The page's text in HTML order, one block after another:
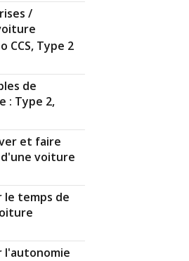
les contresens
sont employés au masculin
"UN espèce" au lieu de "UNE
comme d'autres,
à longueur de temps
journalistes, scientifiques,
prestigieux d'émissions,
de français !
y aller" au lieu de QU'IL va,
parlé ou écrit, sont
à vulgum pecus par manque
un cursus scolaire minimaliste
assez dérangeantes chez
poursuivi plusieurs
/
CCS, Type 2
de
: Type 2,
et faire
voiture
le temps de
l'autonomie